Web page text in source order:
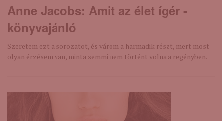
Anne Jacobs: Amit ​az élet ígér -
könyvajánló
Szeretem ezt a sorozatot, és várom a harmadik részt, mert most
olyan érzésem van, minta semmi nem történt volna a regényben.